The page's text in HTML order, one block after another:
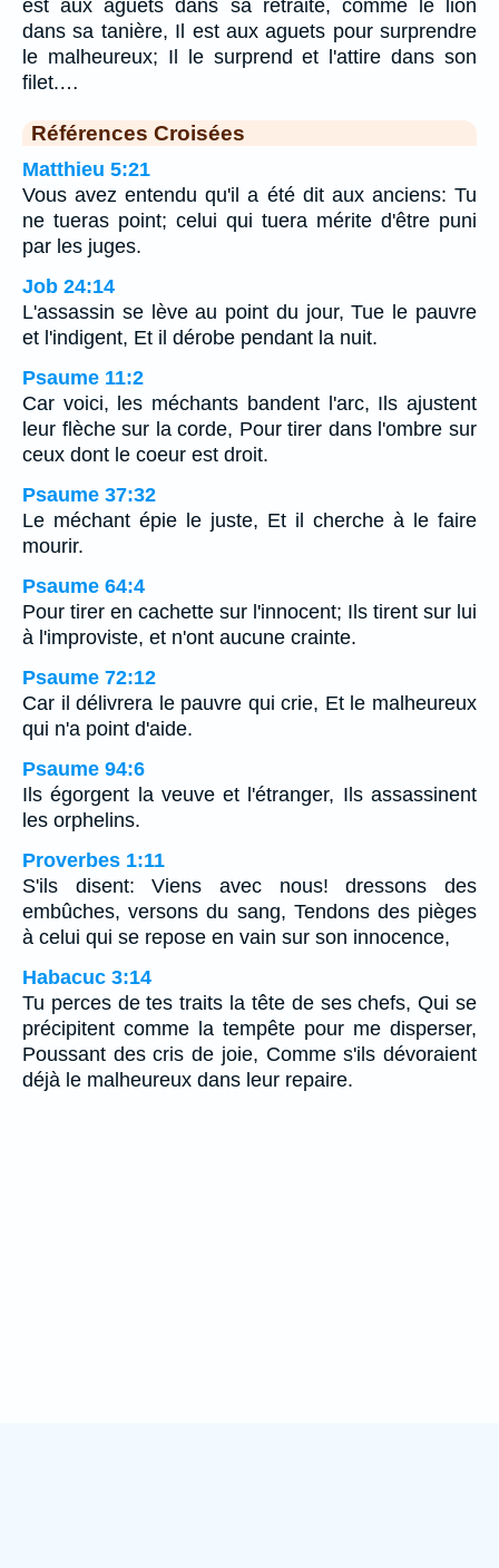
est aux aguets dans sa retraite, comme le lion
dans sa tanière, Il est aux aguets pour surprendre
le malheureux; Il le surprend et l'attire dans son
filet.…
Références Croisées
Matthieu 5:21
Vous avez entendu qu'il a été dit aux anciens: Tu
ne tueras point; celui qui tuera mérite d'être puni
par les juges.
Job 24:14
L'assassin se lève au point du jour, Tue le pauvre
et l'indigent, Et il dérobe pendant la nuit.
Psaume 11:2
Car voici, les méchants bandent l'arc, Ils ajustent
leur flèche sur la corde, Pour tirer dans l'ombre sur
ceux dont le coeur est droit.
Psaume 37:32
Le méchant épie le juste, Et il cherche à le faire
mourir.
Psaume 64:4
Pour tirer en cachette sur l'innocent; Ils tirent sur lui
à l'improviste, et n'ont aucune crainte.
Psaume 72:12
Car il délivrera le pauvre qui crie, Et le malheureux
qui n'a point d'aide.
Psaume 94:6
Ils égorgent la veuve et l'étranger, Ils assassinent
les orphelins.
Proverbes 1:11
S'ils disent: Viens avec nous! dressons des
embûches, versons du sang, Tendons des pièges
à celui qui se repose en vain sur son innocence,
Habacuc 3:14
Tu perces de tes traits la tête de ses chefs, Qui se
précipitent comme la tempête pour me disperser,
Poussant des cris de joie, Comme s'ils dévoraient
déjà le malheureux dans leur repaire.